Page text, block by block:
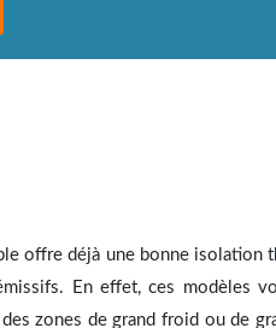
offre déjà une bonne isolation
En effet, ces modèles
zones de grand froid ou de